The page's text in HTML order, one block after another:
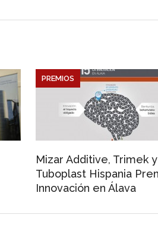
Mizar Additive, Trimek y
Tuboplast Hispania
Innovación en Álava
PREMIOS